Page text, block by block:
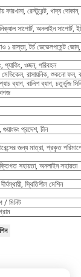
কারখানা, রেস্টুরেন্ট, খাদ্য
সাপোর্ট, অনলাইন সাপোর্ট,
১ রাস্তা, টর্চ ডেভেলপমেন্ট
প্যাকিং, ওজন, পরিবহন
রাসায়নিক, শুকনো ফল,
ব্যাগ, বালিশ ব্যাগ, চতুর্ভুজ
গুয়াংডং প্রদেশ, চীন
জন্য মাত্রা, প্রকৃত
সহায়তা, অনলাইন সহায়তা
স্থিতিশীল মেশিন
/ মিনিট